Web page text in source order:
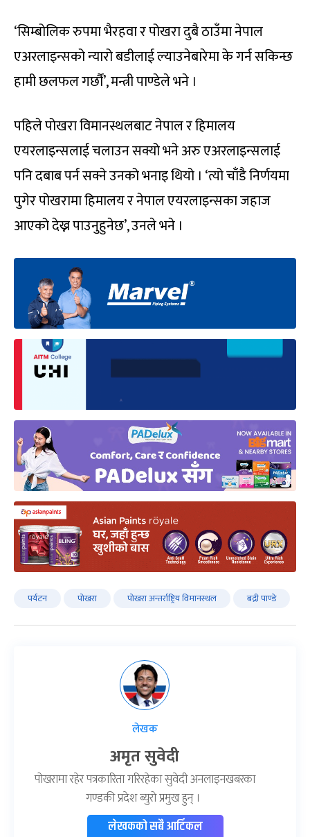
‘सिम्बोलिक रुपमा भैरहवा र पोखरा दुबै ठाउँमा नेपाल
एअरलाइन्सको न्यारो बडीलाई ल्याउनेबारेमा के गर्न सकिन्छ
हामी छलफल गर्छौं’, मन्त्री पाण्डेले भने ।
पहिले पोखरा विमानस्थलबाट नेपाल र हिमालय
एयरलाइन्सलाई चलाउन सक्यो भने अरु एअरलाइन्सलाई
पनि दबाब पर्न सक्ने उनको भनाइ थियो । ‘त्यो चाँडै निर्णयमा
पुगेर पोखरामा हिमालय र नेपाल एयरलाइन्सका जहाज
आएको देख्न पाउनुहुनेछ’, उनले भने ।
पर्यटन पोखरा पोखरा अन्तर्राष्ट्रिय विमानस्थल बद्री पाण्डे
लेखक
अमृत सुवेदी
पोखरामा रहेर पत्रकारिता गरिरहेका सुवेदी अनलाइनखबरका
गण्डकी प्रदेश ब्युरो प्रमुख हुन् ।
लेखकको सबै आर्टिकल